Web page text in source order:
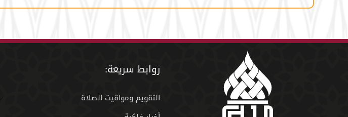
روابط سريعة:
التقويم ومواقيت الصلاة